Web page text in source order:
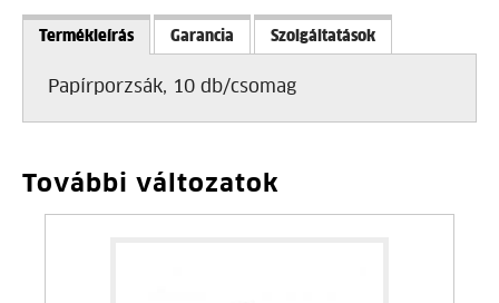
Termékleírás Garancia Szolgáltatások
Papírporzsák, 10 db/csomag
További változatok